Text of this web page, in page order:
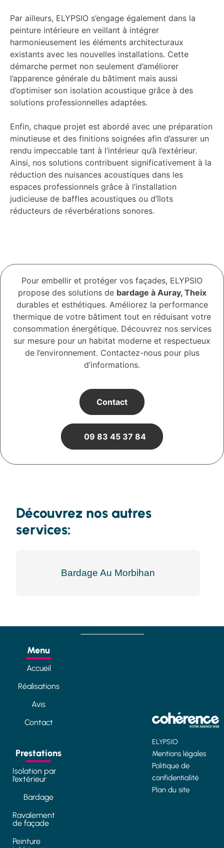
Par ailleurs, ELYPSIO s’engage également dans la
peinture intérieure en veillant à intégrer
harmonieusement les éléments architecturaux
existants avec les nouvelles installations. Cette
démarche permet non seulement d’améliorer
l’apparence générale du bâtiment mais aussi
d’optimiser son isolation acoustique grâce à des
solutions professionnelles adaptées.
Enfin, chaque projet est abordé avec une préparation
minutieuse et des finitions soignées afin d’assurer un
rendu impeccable tant à l’intérieur qu’à l’extérieur.
Ainsi, nos solutions contribuent significativement à la
réduction des nuisances acoustiques dans les
espaces professionnels grâce à l’installation
judicieuse de baffles acoustiques ou d’îlots
réducteurs de réverbérations sonores.
Pour embellir et protéger vos façades, ELYPSIO
propose des solutions de bardage à Auray, Theix
durables et esthétiques. Améliorez la performance
thermique de votre bâtiment tout en réduisant votre
consommation énergétique. Découvrez nos services
sur mesure pour un habitat moderne et respectueux
de l’environnement. Contactez-nous pour plus
d’informations.
Contact
09 83 45 37 84
Découvrez nos autres
services:
Bardage Au Morbihan
Menu
Accueil
Réalisations
Avis
Contact
Prestations
Isolation par
l’extérieur
Bardage
Ravalement
de façade
Peinture
ELYPSIO
Mentions légales
Politique de
confidentialité
Plan du site